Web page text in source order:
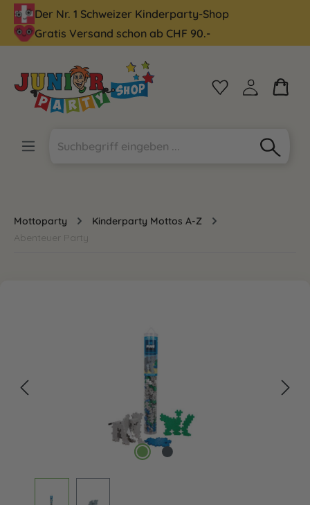
springen
Der Nr. 1 Schweizer Kinderparty-Shop
Gratis Versand schon ab CHF 90.-
Mottoparty
Kinderparty Mottos A-Z
Abenteuer Party